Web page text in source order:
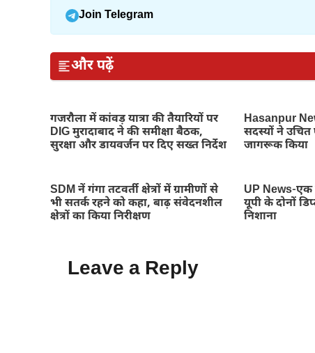
Join Telegram
और पढ़ें
गजरौला में कांवड़ यात्रा की तैयारियों पर
DIG मुरादाबाद ने की समीक्षा बैठक,
सुरक्षा और डायवर्जन पर दिए सख्त निर्देश
Hasanpur
सदस्यों ने
जागरूक किया
SDM नें गंगा तटवर्ती क्षेत्रों में ग्रामीणों से
भी सतर्क रहने को कहा, बाढ़ संवेदनशील
क्षेत्रों का किया निरीक्षण
UP News-
यूपी के दोनों
निशाना
Leave a Reply